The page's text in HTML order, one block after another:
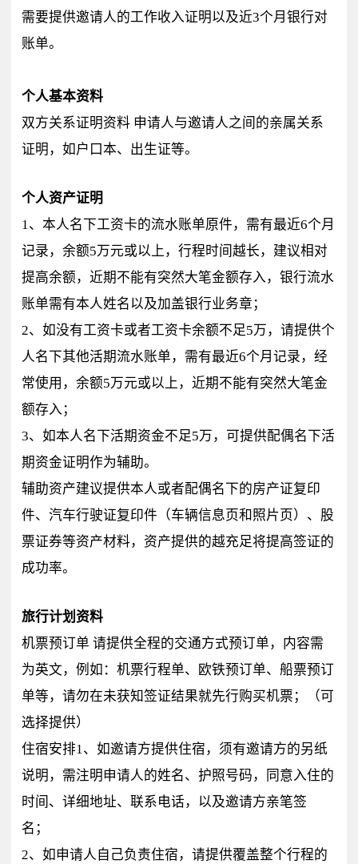
需要提供邀请人的工作收入证明以及近3个月银行对
账单。
个人基本资料
双方关系证明资料 申请人与邀请人之间的亲属关系
证明，如户口本、出生证等。
个人资产证明
1、本人名下工资卡的流水账单原件，需有最近6个月
记录，余额5万元或以上，行程时间越长，建议相对
提高余额，近期不能有突然大笔金额存入，银行流水
账单需有本人姓名以及加盖银行业务章；
2、如没有工资卡或者工资卡余额不足5万，请提供个
人名下其他活期流水账单，需有最近6个月记录，经
常使用，余额5万元或以上，近期不能有突然大笔金
额存入；
3、如本人名下活期资金不足5万，可提供配偶名下活
期资金证明作为辅助。
辅助资产建议提供本人或者配偶名下的房产证复印
件、汽车行驶证复印件（车辆信息页和照片页）、股
票证券等资产材料，资产提供的越充足将提高签证的
成功率。
旅行计划资料
机票预订单 请提供全程的交通方式预订单，内容需
为英文，例如：机票行程单、欧铁预订单、船票预订
单等，请勿在未获知签证结果就先行购买机票；（可
选择提供）
住宿安排1、如邀请方提供住宿，须有邀请方的另纸
说明，需注明申请人的姓名、护照号码，同意入住的
时间、详细地址、联系电话，以及邀请方亲笔签
名；
2、如申请人自己负责住宿，请提供覆盖整个行程的